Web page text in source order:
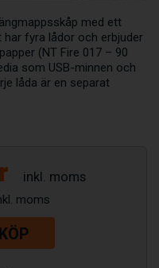
med ett
fyra lådor och erbjuder
(NT Fire 017 – 90
som USB-minnen och
låda är en separat
KÖP